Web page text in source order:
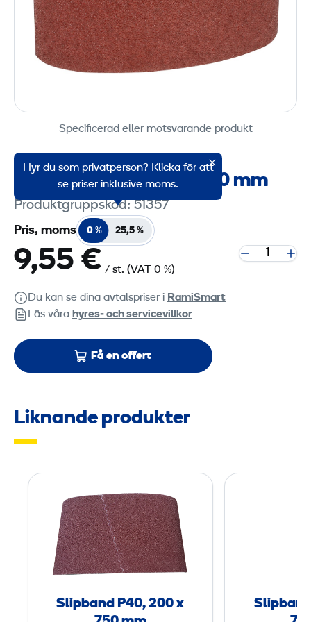
Specificerad eller motsvarande produkt
Slipband P36, 200 x 750 mm
Produktgruppskod: 51357
Hyr du som privatperson? Klicka för att
se priser inklusive moms.
Pris, moms 0 % 25,5 %
9,55 € / st. (VAT 0 %)
Du kan se dina avtalspriser i RamiSmart
Läs våra hyres‑ och servicevillkor
Få en offert
Liknande produkter
l
i
p
b
a
n
Slipband P40, 200 x